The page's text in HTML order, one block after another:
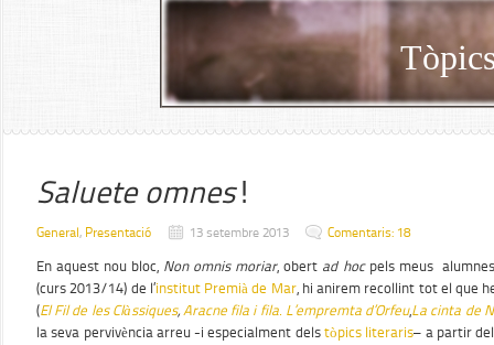
Saluete omnes!
General, Presentació 13 setembre 2013 Comentaris: 18
En aquest nou bloc, Non omnis moriar, obert ad hocpels meus
(curs 2013/14) de l’institut Premià de Mar, hi anirem recollint tot el que
(El Fil de les Clàssiques,Aracne fila i fila. L’empremta d’Orfeu,La cinta de
la seva pervivència arreu -i especialment dels tòpics literaris– a partir